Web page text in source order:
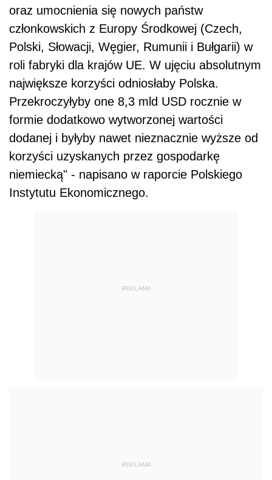
oraz umocnienia się nowych państw
członkowskich z Europy Środkowej (Czech,
Polski, Słowacji, Węgier, Rumunii i Bułgarii) w
roli fabryki dla krajów UE. W ujęciu absolutnym
największe korzyści odniosłaby Polska.
Przekroczyłyby one 8,3 mld USD rocznie w
formie dodatkowo wytworzonej wartości
dodanej i byłyby nawet nieznacznie wyższe od
korzyści uzyskanych przez gospodarkę
niemiecką" - napisano w raporcie Polskiego
Instytutu Ekonomicznego.
REKLAMA
REKLAMA